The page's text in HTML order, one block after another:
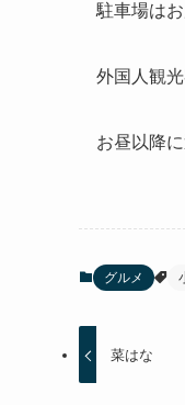
駐車場は
外国人観
お昼以降
グルメ
菜はな